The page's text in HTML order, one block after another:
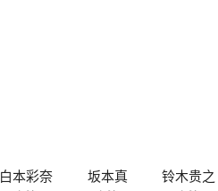
白本彩奈 坂本真 铃木贵之